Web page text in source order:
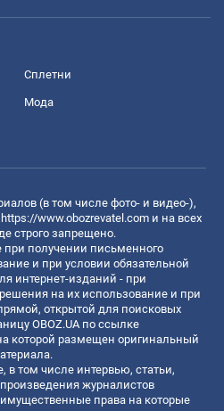
Сплетни
Мода
(в том числе фото- и видео-),
https://www.obozrevatel.com и на всех
строго запрещено.
при получении письменного
и при условии обязательной
интернет-изданий - при
на их использование и при
открытой для поисковых
OBOZ.UA по ссылке
которой размещен оригинальный
в том числе интервью, статьи,
журналистов
права на которые